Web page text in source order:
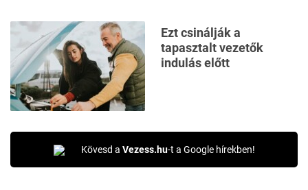
Ezt csinálják a
tapasztalt vezetők
indulás előtt
Kövesd a Vezess.hu-t a Google hírekben!